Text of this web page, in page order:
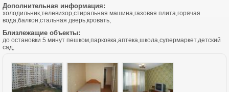
Дополнительная информация:
холодильник,телевизор,стиральная машина,газовая плита,горячая
вода,балкон,стальная дверь,кровать,
Близлежащие объекты:
до остановки 5 минут пешком,парковка,аптека,школа,супермаркет,детский
сад,